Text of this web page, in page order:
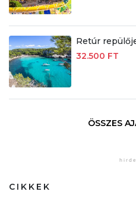
Retúr
32.500 FT
ÖSSZES
CIKKEK